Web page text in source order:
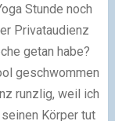
Stunde noch
Privataudienz
getan habe?
geschwommen
runzlig, weil ich
Körper tut